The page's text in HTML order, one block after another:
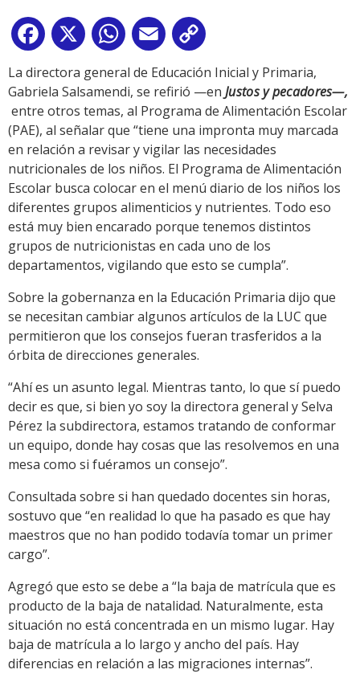
Facebook
X WhatsApp
Email
Link
La directora general de Educación Inicial y Primaria,
Gabriela Salsamendi, se refirió —en Justos y pecadores—,
entre otros temas, al Programa de Alimentación Escolar
(PAE), al señalar que “tiene una impronta muy marcada
en relación a revisar y vigilar las necesidades
nutricionales de los niños. El Programa de Alimentación
Escolar busca colocar en el menú diario de los niños los
diferentes grupos alimenticios y nutrientes. Todo eso
está muy bien encarado porque tenemos distintos
grupos de nutricionistas en cada uno de los
departamentos, vigilando que esto se cumpla”.
Sobre la gobernanza en la Educación Primaria dijo que
se necesitan cambiar algunos artículos de la LUC que
permitieron que los consejos fueran trasferidos a la
órbita de direcciones generales.
“Ahí es un asunto legal. Mientras tanto, lo que sí puedo
decir es que, si bien yo soy la directora general y Selva
Pérez la subdirectora, estamos tratando de conformar
un equipo, donde hay cosas que las resolvemos en una
mesa como si fuéramos un consejo”.
Consultada sobre si han quedado docentes sin horas,
sostuvo que “en realidad lo que ha pasado es que hay
maestros que no han podido todavía tomar un primer
cargo”.
Agregó que esto se debe a “la baja de matrícula que es
producto de la baja de natalidad. Naturalmente, esta
situación no está concentrada en un mismo lugar. Hay
baja de matrícula a lo largo y ancho del país. Hay
diferencias en relación a las migraciones internas”.